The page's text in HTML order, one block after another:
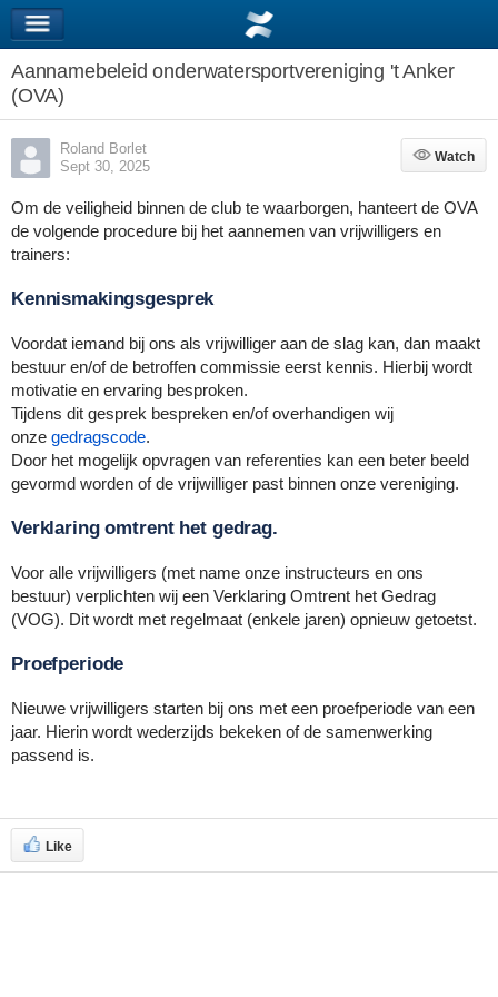
Aannamebeleid onderwatersportvereniging 't Anker
(OVA)
Roland Borlet
Sept 30, 2025
Watch
Watch
Om de veiligheid binnen de club te waarborgen, hanteert de OVA
de volgende procedure bij het aannemen van vrijwilligers en
trainers:
Kennismakingsgesprek
Voordat iemand bij ons als vrijwilliger aan de slag kan, dan maakt
bestuur en/of de betroffen commissie eerst kennis. Hierbij wordt
motivatie en ervaring besproken.
Tijdens dit gesprek bespreken en/of overhandigen wij
onze gedragscode.
Door het mogelijk opvragen van referenties kan een beter beeld
gevormd worden of de vrijwilliger past binnen onze vereniging.
Verklaring omtrent het gedrag.
Voor alle vrijwilligers (met name onze instructeurs en ons
bestuur) verplichten wij een Verklaring Omtrent het Gedrag
(VOG). Dit wordt met regelmaat (enkele jaren) opnieuw getoetst.
Proefperiode
Nieuwe vrijwilligers starten bij ons met een proefperiode van een
jaar. Hierin wordt wederzijds bekeken of de samenwerking
passend is.
Like